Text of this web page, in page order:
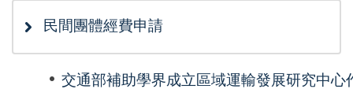
民間團體經費申請
交通部補助學界成立區域運輸發展研究中心